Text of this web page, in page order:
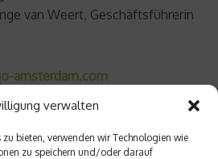
verwalten
bieten, verwenden wir Technologien wie
zu speichern und/oder darauf
van Weert, Geschäftsführerin
amsterdam.com